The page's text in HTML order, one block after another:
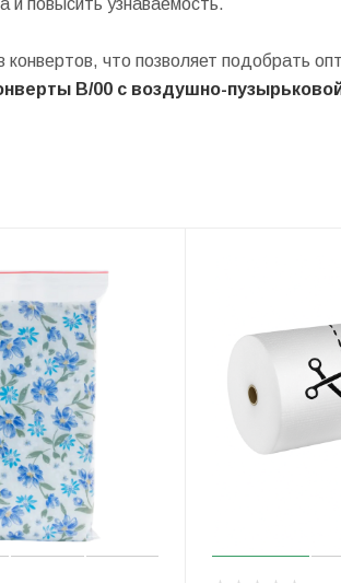
что позволяет подобрать
B/00 с воздушно-